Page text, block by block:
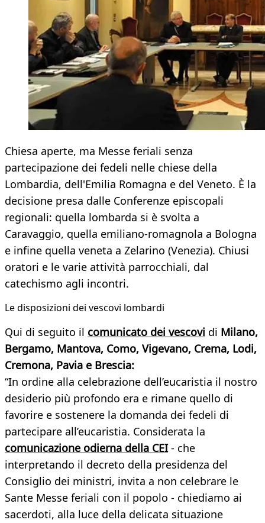
Chiesa aperte, ma Messe feriali senza
partecipazione dei fedeli nelle chiese della
Lombardia, dell'Emilia Romagna e del Veneto. È la
decisione presa dalle Conferenze episcopali
regionali: quella lombarda si è svolta a
Caravaggio, quella emiliano-romagnola a Bologna
e infine quella veneta a Zelarino (Venezia). Chiusi
oratori e le varie attività parrocchiali, dal
catechismo agli incontri.
Le disposizioni dei vescovi lombardi
Qui di seguito il comunicato dei vescovi di Milano,
Bergamo, Mantova, Como, Vigevano, Crema, Lodi,
Cremona, Pavia e Brescia:
“In ordine alla celebrazione dell’eucaristia il nostro
desiderio più profondo era e rimane quello di
favorire e sostenere la domanda dei fedeli di
partecipare all’eucaristia. Considerata la
comunicazione odierna della CEI- che
interpretando il decreto della presidenza del
Consiglio dei ministri, invita a non celebrare le
Sante Messe feriali con il popolo - chiediamo ai
sacerdoti, alla luce della delicata situazione